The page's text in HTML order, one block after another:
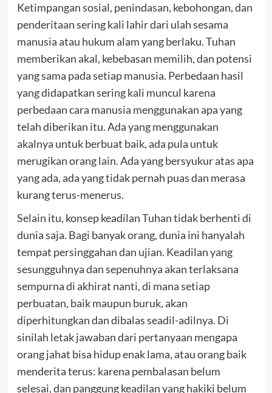
Ketimpangan sosial, penindasan, kebohongan, dan
penderitaan sering kali lahir dari ulah sesama
manusia atau hukum alam yang berlaku. Tuhan
memberikan akal, kebebasan memilih, dan potensi
yang sama pada setiap manusia. Perbedaan hasil
yang didapatkan sering kali muncul karena
perbedaan cara manusia menggunakan apa yang
telah diberikan itu. Ada yang menggunakan
akalnya untuk berbuat baik, ada pula untuk
merugikan orang lain. Ada yang bersyukur atas apa
yang ada, ada yang tidak pernah puas dan merasa
kurang terus-menerus.
Selain itu, konsep keadilan Tuhan tidak berhenti di
dunia saja. Bagi banyak orang, dunia ini hanyalah
tempat persinggahan dan ujian. Keadilan yang
sesungguhnya dan sepenuhnya akan terlaksana
sempurna di akhirat nanti, di mana setiap
perbuatan, baik maupun buruk, akan
diperhitungkan dan dibalas seadil-adilnya. Di
sinilah letak jawaban dari pertanyaan mengapa
orang jahat bisa hidup enak lama, atau orang baik
menderita terus: karena pembalasan belum
selesai, dan panggung keadilan yang hakiki belum